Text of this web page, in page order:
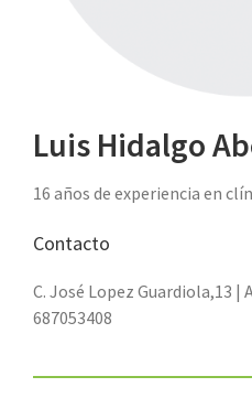
Luis Hidalgo
16 años de experiencia en
Contacto
C. José Lopez Guardiola,13 |
687053408